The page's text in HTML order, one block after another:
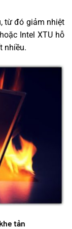
từ đó giảm nhiệt
Intel XTU hỗ
nhiều.
tản